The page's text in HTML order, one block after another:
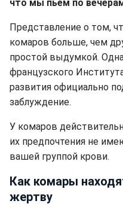
что мы пьем по
Представление о том,
комаров больше, чем
простой выдумкой.
французского
развития официально
заблуждение.
У комаров
их предпочтения не
вашей группой крови.
Как комары
жертву